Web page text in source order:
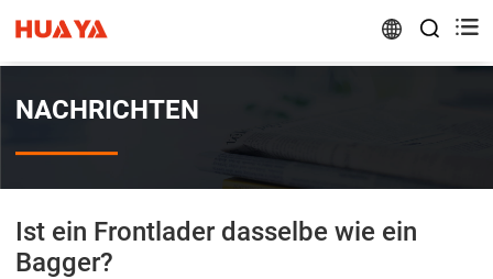
 
NACHRICHTEN
Ist ein Frontlader dasselbe wie ein
Bagger?